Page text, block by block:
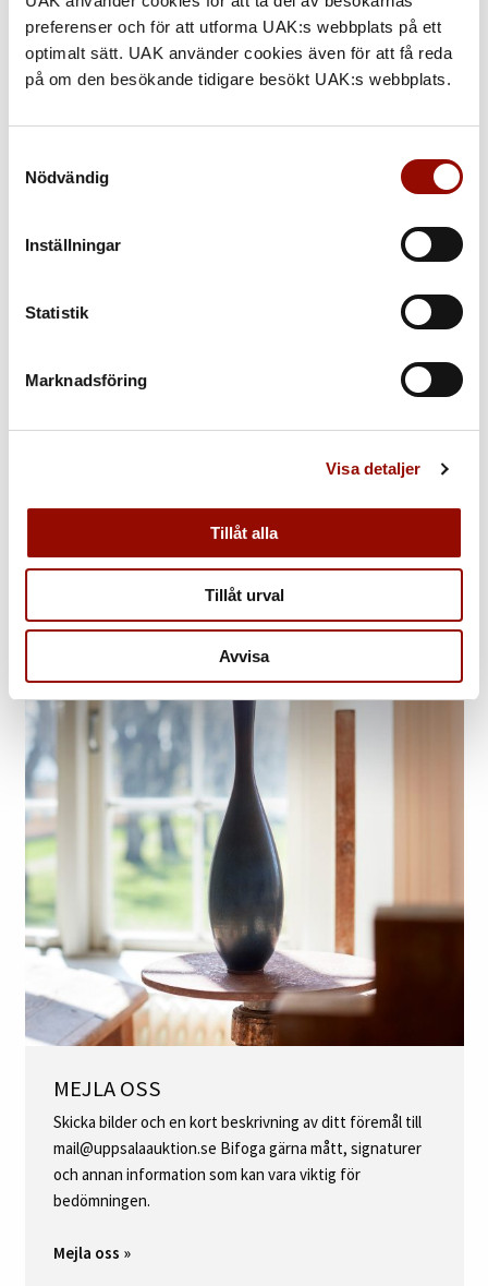
preferenser och för att utforma UAK:s webbplats på ett
optimalt sätt. UAK använder cookies även för att få reda
på om den besökande tidigare besökt UAK:s webbplats.
Nödvändig
Inställningar
Statistik
Marknadsföring
Visa detaljer
Tillåt alla
Tillåt urval
Avvisa
Till onlinevärderingen »
MEJLA OSS
Skicka bilder och en kort beskrivning av ditt föremål till
mail@uppsalaauktion.se Bifoga gärna mått, signaturer
och annan information som kan vara viktig för
bedömningen.
Mejla oss »